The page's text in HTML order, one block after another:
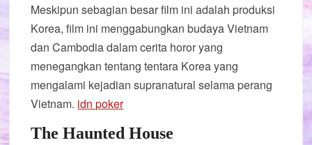
Meskipun sebagian besar film ini adalah produksi
Korea, film ini menggabungkan budaya Vietnam
dan Cambodia dalam cerita horor yang
menegangkan tentang tentara Korea yang
mengalami kejadian supranatural selama perang
Vietnam. idn poker
The Haunted House